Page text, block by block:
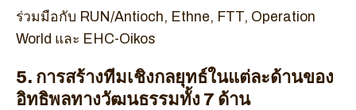
ร่วมมือกับ RUN/Antioch, Ethne, FTT, Operation
World และ EHC-Oikos
5. การสร้างทีมเชิงกลยุทธ์ในแต่ละด้านของ
อิทธิพลทางวัฒนธรรมทั้ง 7 ด้าน